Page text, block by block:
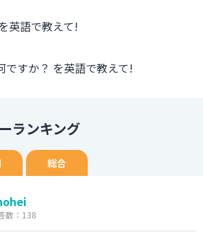
英語で教えて!
ですか？ を英語で教えて!
ランキング
総合
数：138